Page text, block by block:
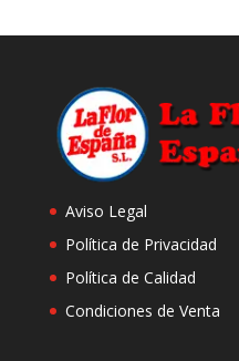
Aviso Legal
Política de Privacidad
Política de Calidad
Condiciones de Venta